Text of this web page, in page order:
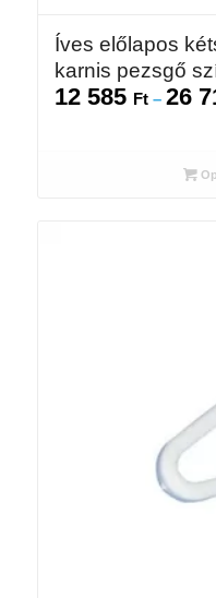
Íves előlapos
karnis pezsgő
12 585 Ft – 26